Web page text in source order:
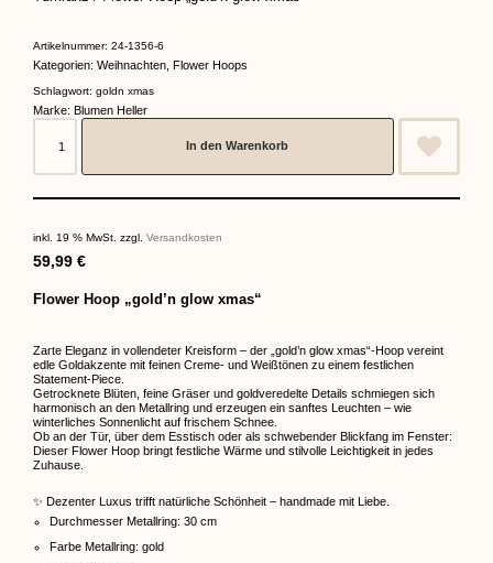
Artikelnummer: 24-1356-6
Kategorien: Weihnachten Flower Hoops
Schlagwort: goldn xmas
Marke: Blumen Heller
In den Warenkorb
inkl. 19 % MwSt. zzgl. Versandkosten
59,99 €
Flower Hoop „gold’n glow xmas“
Zarte Eleganz in vollendeter Kreisform – der „gold’n glow xmas“-Hoop vereint
edle Goldakzente mit feinen Creme- und Weißtönen zu einem festlichen
Statement-Piece.
Getrocknete Blüten, feine Gräser und goldveredelte Details schmiegen sich
harmonisch an den Metallring und erzeugen ein sanftes Leuchten – wie
winterliches Sonnenlicht auf frischem Schnee.
Ob an der Tür, über dem Esstisch oder als schwebender Blickfang im Fenster:
Dieser Flower Hoop bringt festliche Wärme und stilvolle Leichtigkeit in jedes
Zuhause.
✨ Dezenter Luxus trifft natürliche Schönheit – handmade mit Liebe.
Durchmesser Metallring: 30 cm
Farbe Metallring: gold